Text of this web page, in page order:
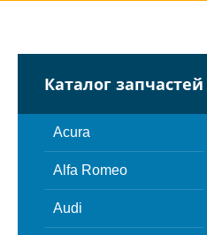
Каталог запчастей
Acura
Alfa Romeo
Audi